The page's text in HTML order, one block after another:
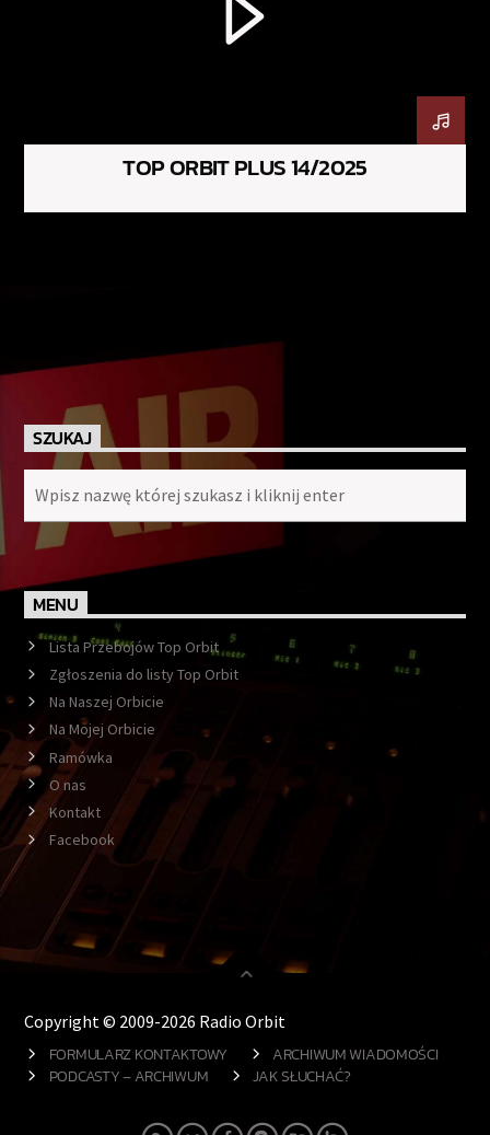
TOP ORBIT PLUS 14/2025
SZUKAJ
MENU
Lista Przebojów Top Orbit
Zgłoszenia do listy Top Orbit
Na Naszej Orbicie
Na Mojej Orbicie
Ramówka
O nas
Kontakt
Facebook
Copyright © 2009-2026 Radio Orbit
FORMULARZ KONTAKTOWY
ARCHIWUM WIADOMOŚCI
PODCASTY – ARCHIWUM
JAK SŁUCHAĆ?